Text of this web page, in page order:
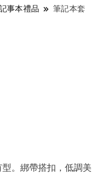
事本禮品
筆記本套
。綁帶搭扣，低調美